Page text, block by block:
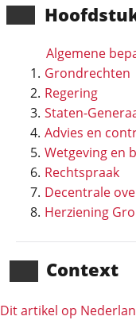
Algemene
Grondrechten
Regering
Staten-
Advies en
Wetgeving en
Rechtspraak
Decentrale
Herziening
Context
Dit artikel op